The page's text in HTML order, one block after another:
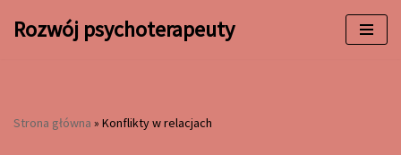
Rozwój psychoterapeuty
Strona główna » Konflikty w relacjach